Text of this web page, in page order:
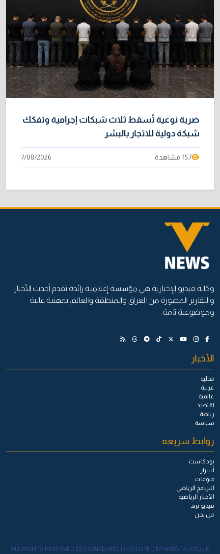
ضربة نوعية تُسقط ثلاث شبكات إجرامية وتفكك
شبكة دولية للاتجار بالبشر
157 مشاهدة 7/08/2026
وكالة فيديو الإخبارية هي مؤسسة إعلامية رائدة تقدم أحدث الأخبار
والتقارير المصورة من العراق والمنطقة والعالم، بمهنية عالية
وموضوعية تامة.
الأخبار
محلية
عربية
عالمية
اقتصاد
رياضة
سياسة
روابط سريعة
بودكاست
أسرار
منوعات
البرنامج الرياضي
الأخبار الرياضية
فيديو ترند
من نحن
ALL RIGHTS RESERVED DESIGNED AND DEVELOPED BY AVESTA GROUP